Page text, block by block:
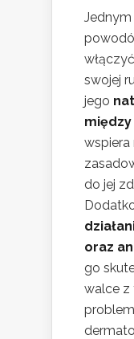
swojej
jego
między
do jej
oraz
go
walce z